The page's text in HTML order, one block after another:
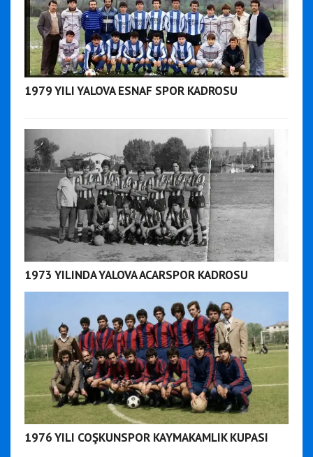
1979 YILI YALOVA ESNAF SPOR KADROSU
1973 YILINDA YALOVA ACARSPOR KADROSU
1976 YILI COŞKUNSPOR KAYMAKAMLIK KUPASI